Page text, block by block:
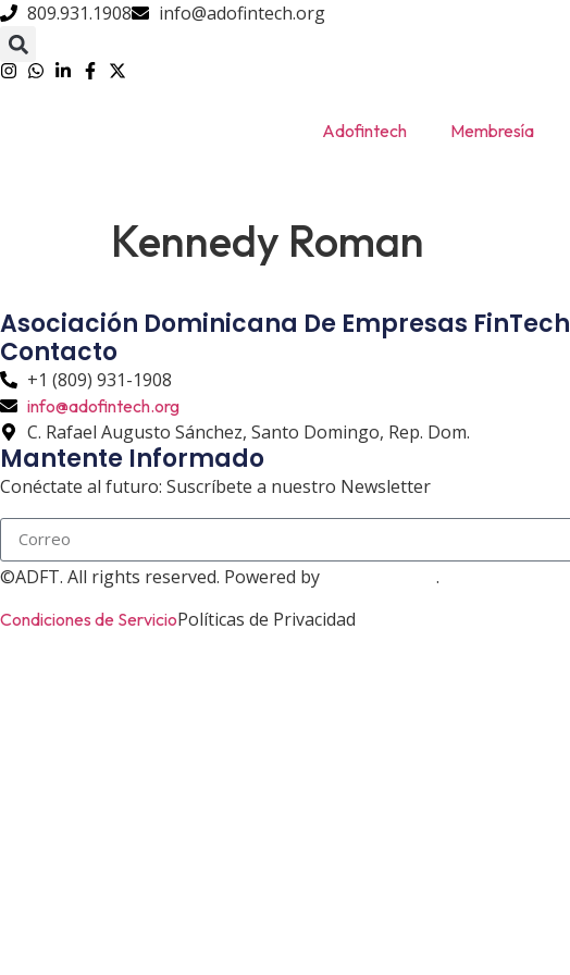
809.931.1908 info@adofintech.org
Adofintech Membresía
Kennedy Roman
Asociación Dominicana De Empresas FinTech
Contacto
+1 (809) 931-1908
info@adofintech.org
C. Rafael Augusto Sánchez, Santo Domingo, Rep. Dom.
Mantente Informado
Conéctate al futuro: Suscríbete a nuestro Newsletter
©ADFT. All rights reserved. Powered by .
Condiciones de ServicioPolíticas de Privacidad